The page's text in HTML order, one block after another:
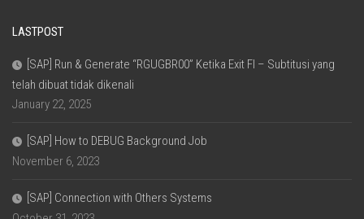
LASTPOST
[SAP] Run & Generate “RGUGBR00” Ketika Exit FI – Subtitusi yang
telah dibuat tidak dikenali
January 22, 2025
[SAP] How to DEBUG Background Job
November 6, 2023
[SAP] Connection with Others Systems